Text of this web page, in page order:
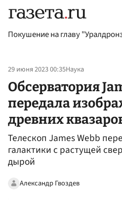
Покушение на главу
29 июня 2023 00:35Наука
Обсерватория
передала
древних
Телескоп James Webb
галактики с растущей
дырой
Александр Гвоздев